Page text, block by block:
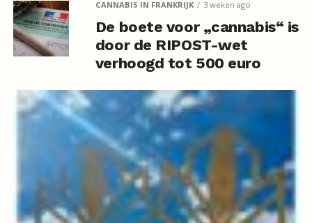
CANNABIS IN FRANKRIJK 3 weken ago
De boete voor „cannabis“ is
door de RIPOST-wet
verhoogd tot 500 euro